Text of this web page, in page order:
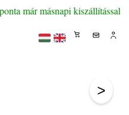
már másnapi kiszállítással
>